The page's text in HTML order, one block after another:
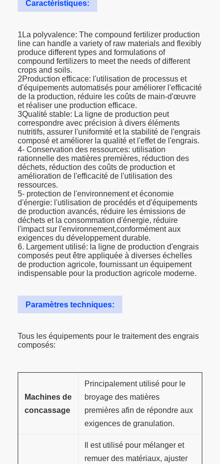
Caractéristiques:
1La polyvalence: The compound fertilizer production
line can handle a variety of raw materials and flexibly
produce different types and formulations of
compound fertilizers to meet the needs of different
crops and soils.
2Production efficace: l'utilisation de processus et
d'équipements automatisés pour améliorer l'efficacité
de la production, réduire les coûts de main-d'œuvre
et réaliser une production efficace.
3Qualité stable: La ligne de production peut
correspondre avec précision à divers éléments
nutritifs, assurer l'uniformité et la stabilité de l'engrais
composé et améliorer la qualité et l'effet de l'engrais.
4- Conservation des ressources: utilisation
rationnelle des matières premières, réduction des
déchets, réduction des coûts de production et
amélioration de l'efficacité de l'utilisation des
ressources.
5- protection de l'environnement et économie
d'énergie: l'utilisation de procédés et d'équipements
de production avancés, réduire les émissions de
déchets et la consommation d'énergie, réduire
l'impact sur l'environnement,conformément aux
exigences du développement durable.
6. Largement utilisé: la ligne de production d'engrais
composés peut être appliquée à diverses échelles
de production agricole, fournissant un équipement
indispensable pour la production agricole moderne.
Paramètres techniques:
Tous les équipements pour le traitement des engrais
composés:
Machines de
concassage
Principalement utilisé pour le
broyage des matières
premières afin de répondre aux
exigences de granulation.
Il est utilisé pour mélanger et
remuer des matériaux, ajuster